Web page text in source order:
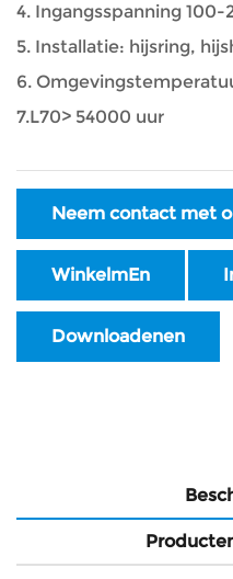
4. Ingangsspanning 100-
5. Installatie: hijsring,
6.
7.L70> 54000 uur
Neem contact met
WinkelmEn
Downloadenen